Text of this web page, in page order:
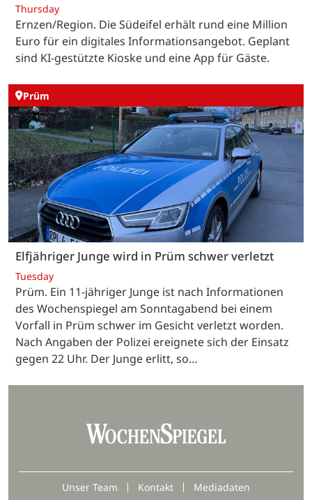
Thursday
Ernzen/Region. Die Südeifel erhält rund eine Million
Euro für ein digitales Informationsangebot. Geplant
sind KI-gestützte Kioske und eine App für Gäste.
Prüm
Elfjähriger Junge wird in Prüm schwer verletzt
Tuesday
Prüm. Ein 11-jähriger Junge ist nach Informationen
des Wochenspiegel am Sonntagabend bei einem
Vorfall in Prüm schwer im Gesicht verletzt worden.
Nach Angaben der Polizei ereignete sich der Einsatz
gegen 22 Uhr. Der Junge erlitt, so…
Unser Team Kontakt Mediadaten